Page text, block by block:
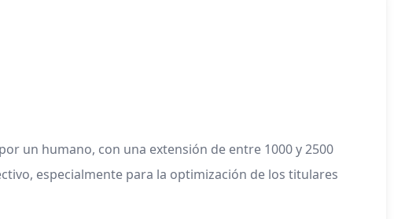
un humano, con una extensión de entre 1000 y 2500
especialmente para la optimización de los titulares